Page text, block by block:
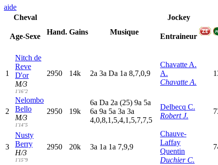
aide
Cheval
Age-Sexe
Hand. Gains Musique
Jockey
Entraineur
1
Nitch de
Reve
D'or
M/3
1'16"2
2950 14k 2a 3a Da 1a 8,7,0,9
Chavatte A.
A.
Chavatte A.
2
Nelombo
Bello
M/3
1'14"5
2950 19k
6a Da 2a (25) 9a 5a
6a 9a 5a 3a 3a
4,0,8,1,5,4,1,5,7,7,5
Delbecq C.
Robert J.
3
Nusty
Berry
H/3
1'15"9
2950 20k 3a 1a 1a 7,9,9
Chauve-
Laffay
Quentin
Duchier C.